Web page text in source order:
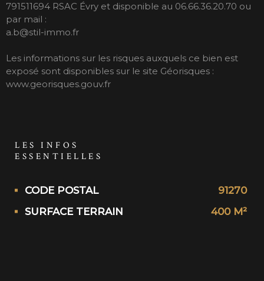
791511694 RSAC Évry et disponible au 06.66.36.20.70 ou
par mail :
a.b@stil-immo.fr
Les informations sur les risques auxquels ce bien est
exposé sont disponibles sur le site Géorisques :
www.georisques.gouv.fr
LES INFOS
ESSENTIELLES
Caractérisque Valeurs
CODE POSTAL
91270
SURFACE TERRAIN
400 M²